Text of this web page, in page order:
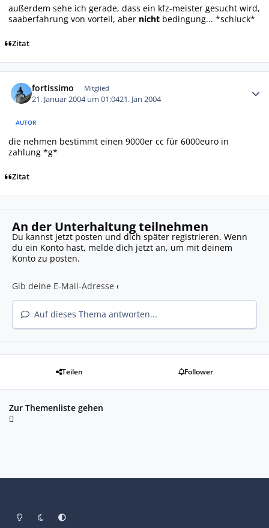
außerdem sehe ich gerade, dass ein kfz-meister gesucht wird,
saaberfahrung von vorteil, aber nicht bedingung... *schluck*
Zitat
fortissimo Mitglied
21. Januar 2004 um 01:0421. Jan 2004
AUTOR
die nehmen bestimmt einen 9000er cc für 6000euro in
zahlung *g*
Zitat
An der Unterhaltung teilnehmen
Du kannst jetzt posten und dich später registrieren. Wenn
du ein Konto hast, melde dich jetzt an, um mit deinem
Konto zu posten.
Auf dieses Thema antworten...
Teilen Follower
Zur Themenliste gehen
Heller ModusDunkler Modus
Systemeinstellung